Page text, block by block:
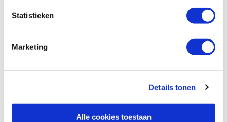
Statistieken
Marketing
Details tonen
Alle cookies toestaan
Famag HM frezenset 12-delig (schacht 8
€ 106,61 excl. btw
Vergelijken